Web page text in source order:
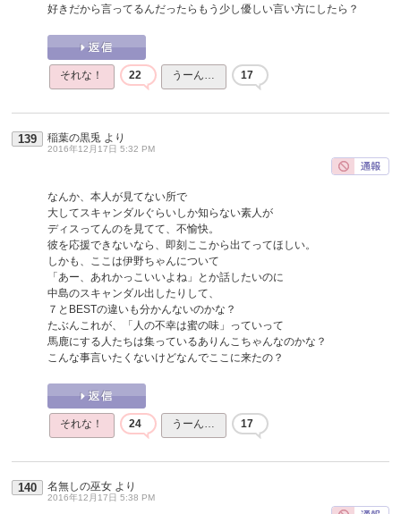
好きだから言ってるんだったらもう少し優しい言い方にしたら？
それな！ 22 うーん… 17
139 稲葉の黒兎 より
2016年12月17日 5:32 PM
なんか、本人が見てない所で
大してスキャンダルぐらいしか知らない素人が
ディスってんのを見てて、不愉快。
彼を応援できないなら、即刻ここから出てってほしい。
しかも、ここは伊野ちゃんについて
「あー、あれかっこいいよね」とか話したいのに
中島のスキャンダル出したりして、
７とBESTの違いも分かんないのかな？
たぶんこれが、「人の不幸は蜜の味」っていって
馬鹿にする人たちは集っているありんこちゃんなのかな？
こんな事言いたくないけどなんでここに来たの？
それな！ 24 うーん… 17
140 名無しの巫女 より
2016年12月17日 5:38 PM